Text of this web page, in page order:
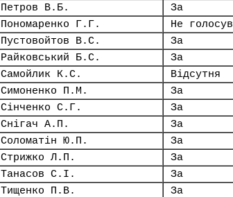
Петров В.Б.
За
Пономаренко Г.Г.
Не
Пустовойтов В.С.
За
Райковський Б.С.
За
Самойлик К.С.
Відсутня
Симоненко П.М.
За
Сінченко С.Г.
За
Снігач А.П.
За
Соломатін Ю.П.
За
Стрижко Л.П.
За
Танасов С.І.
За
Тищенко П.В.
За